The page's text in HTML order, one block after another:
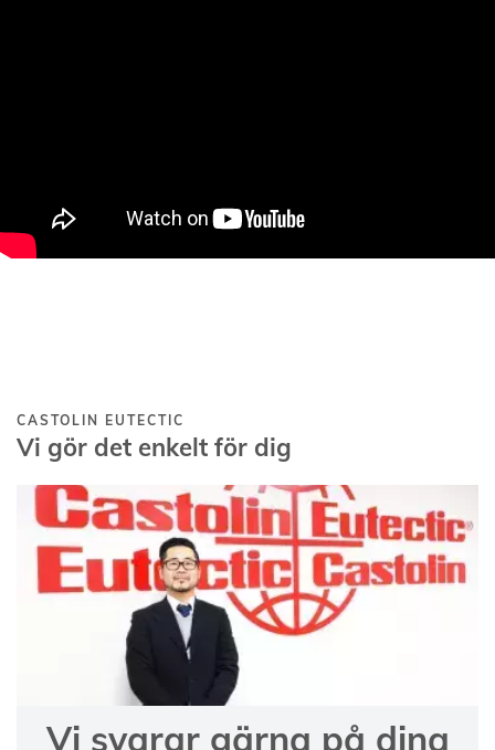
CASTOLIN EUTECTIC
Vi gör det enkelt för dig
Vi svarar gärna på dina